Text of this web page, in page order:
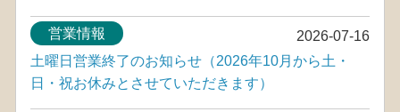
2026-07-16
営業情報
土曜日営業終了のお知らせ（2026年10月から土・
日・祝お休みとさせていただきます）